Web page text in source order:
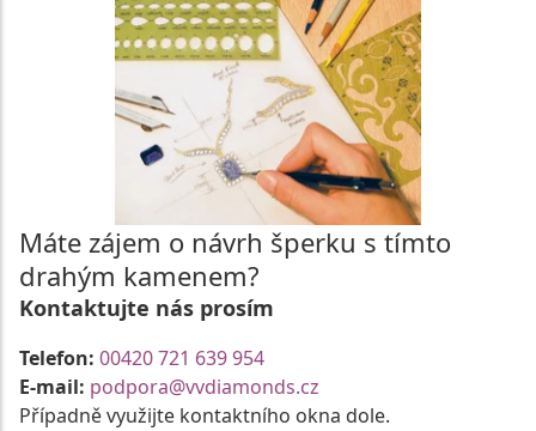
Máte zájem o návrh šperku s tímto
drahým kamenem?
Kontaktujte nás prosím
Telefon: 00420 721 639 954
E-mail: podpora@vvdiamonds.cz
Případně využijte kontaktního okna dole.